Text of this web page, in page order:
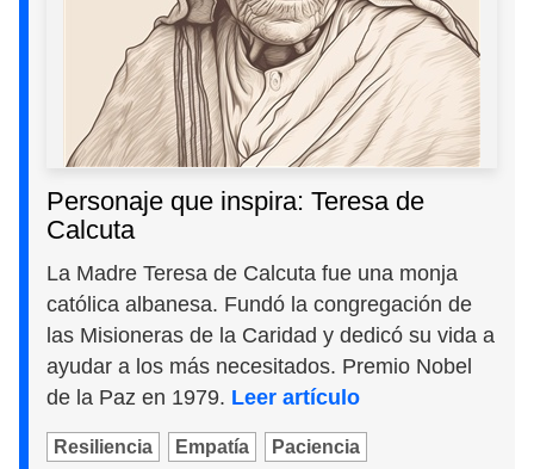
Personaje que inspira: Teresa de
Calcuta
La Madre Teresa de Calcuta fue una monja
católica albanesa. Fundó la congregación de
las Misioneras de la Caridad y dedicó su vida a
ayudar a los más necesitados. Premio Nobel
de la Paz en 1979. Leer artículo
Resiliencia Empatía Paciencia